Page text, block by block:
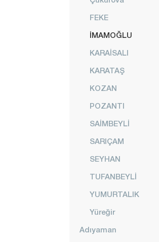
FEKE
İMAMOĞLU
KARAİSALI
KARATAŞ
KOZAN
POZANTI
SAİMBEYLİ
SARIÇAM
SEYHAN
TUFANBEYLİ
YUMURTALIK
Yüreğir
Adıyaman